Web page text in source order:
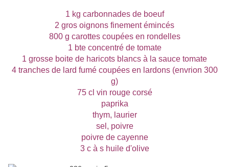
1 kg carbonnades de boeuf
2 gros oignons finement émincés
800 g carottes coupées en rondelles
1 bte concentré de tomate
1 grosse boite de haricots blancs à la sauce tomate
4 tranches de lard fumé coupées en lardons (envrion 300
g)
75 cl vin rouge corsé
paprika
thym, laurier
sel, poivre
poivre de cayenne
3 c à s huile d'olive